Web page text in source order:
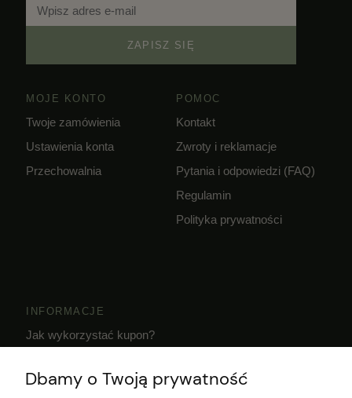
ZAPISZ SIĘ
MOJE KONTO
Twoje zamówienia
Ustawienia konta
Przechowalnia
POMOC
Kontakt
Zwroty i reklamacje
Pytania i odpowiedzi (FAQ)
Regulamin
Polityka prywatności
INFORMACJE
Jak wykorzystać kupon?
Klub Hodowcy VIP
Dbamy o Twoją prywatność